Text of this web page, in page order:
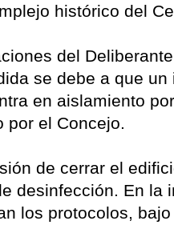
histórico del
del
se debe a que un
en aislamiento
por el Concejo.
de cerrar el
desinfección. En la
los protocolos,